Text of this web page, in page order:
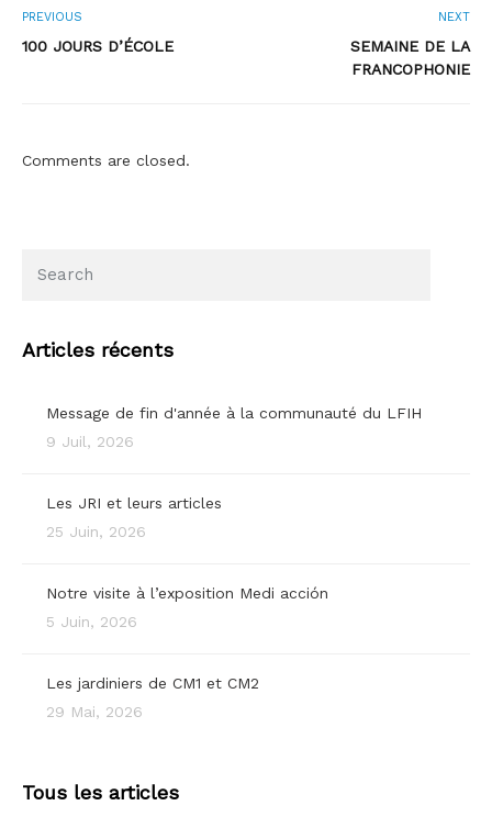
PREVIOUS
100 JOURS D’ÉCOLE
NEXT
SEMAINE DE LA
FRANCOPHONIE
Comments are closed.
Articles récents
Message de fin d'année à la communauté du LFIH
9 Juil, 2026
Les JRI et leurs articles
25 Juin, 2026
Notre visite à l’exposition Medi acción
5 Juin, 2026
Les jardiniers de CM1 et CM2
29 Mai, 2026
Tous les articles